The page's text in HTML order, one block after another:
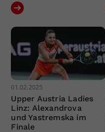
01.02.2025
Upper Austria Ladies
Linz: Alexandrova
und Yastremska im
Finale